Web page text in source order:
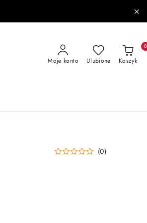
Moje konto Ulubione Koszyk
0
(0)